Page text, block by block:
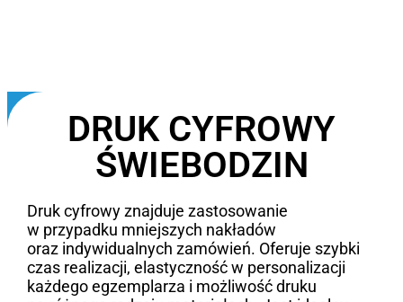
DRUK CYFROWY
ŚWIEBODZIN
Druk cyfrowy znajduje zastosowanie
w przypadku mniejszych nakładów
oraz indywidualnych zamówień. Oferuje szybki
czas realizacji, elastyczność w personalizacji
każdego egzemplarza i możliwość druku